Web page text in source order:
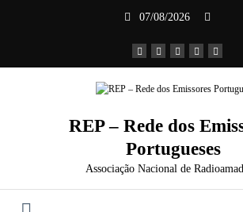
07/08/2026
REP – Rede dos
Portugueses
Associação Nacional de